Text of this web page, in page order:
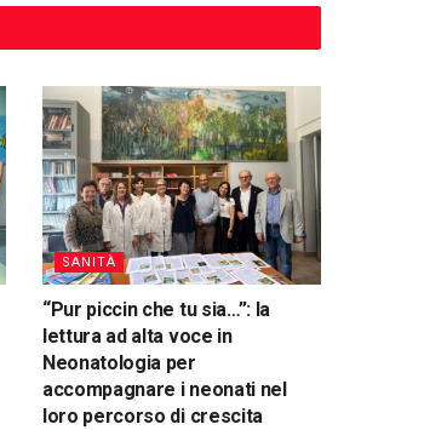
SANITÀ
“Pur piccin che tu sia…”: la
lettura ad alta voce in
Neonatologia per
accompagnare i neonati nel
loro percorso di crescita